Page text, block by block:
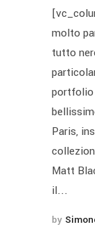
molto
tutto
portfolio
Paris,
Matt
il...
by